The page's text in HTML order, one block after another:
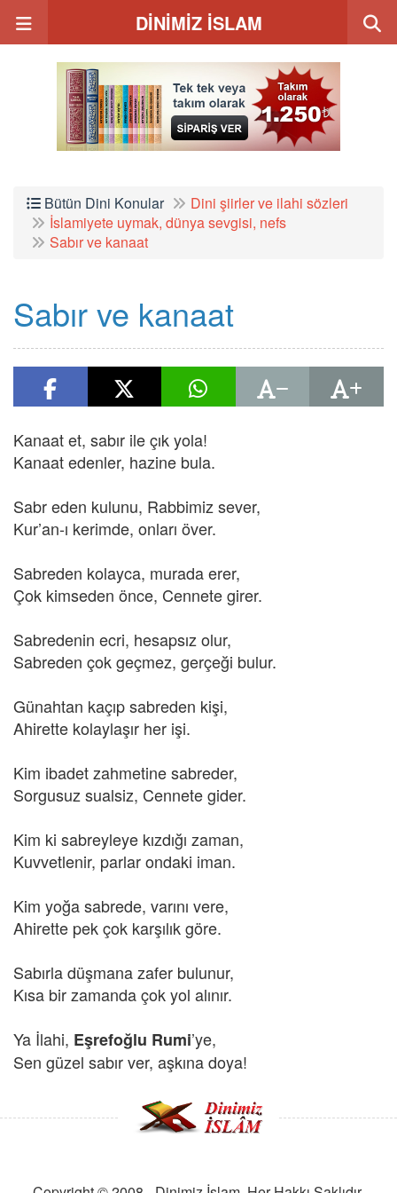
DİNİMİZ İSLAM
Bütün Dini Konular
Dini şiirler ve ilahi sözleri
İslamiyete uymak, dünya sevgisi, nefs
Sabır ve kanaat
Sabır ve kanaat
Kanaat et, sabır ile çık yola!
Kanaat edenler, hazine bula.
Sabr eden kulunu, Rabbimiz sever,
Kur’an-ı kerimde, onları över.
Sabreden kolayca, murada erer,
Çok kimseden önce, Cennete girer.
Sabredenin ecri, hesapsız olur,
Sabreden çok geçmez, gerçeği bulur.
Günahtan kaçıp sabreden kişi,
Ahirette kolaylaşır her işi.
Kim ibadet zahmetine sabreder,
Sorgusuz sualsiz, Cennete gider.
Kim ki sabreyleye kızdığı zaman,
Kuvvetlenir, parlar ondaki iman.
Kim yoğa sabrede, varını vere,
Ahirette pek çok karşılık göre.
Sabırla düşmana zafer bulunur,
Kısa bir zamanda çok yol alınır.
Ya İlahi, Eşrefoğlu Rumi’ye,
Sen güzel sabır ver, aşkına doya!